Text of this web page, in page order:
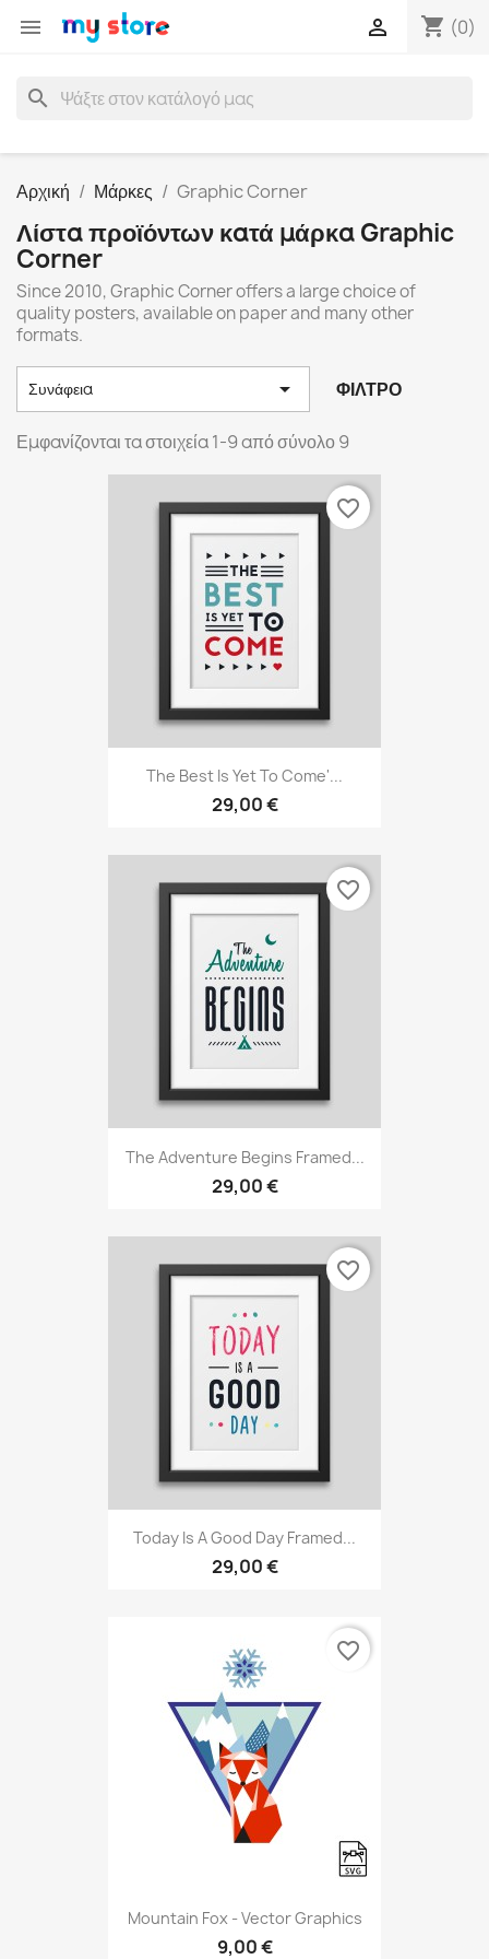
 shopping_cart (0)

search
Αρχική Μάρκες Graphic Corner
Λίστα προϊόντων κατά μάρκα Graphic
Corner
Since 2010, Graphic Corner offers a large choice of
quality posters, available on paper and many other
formats.
Συνάφεια  ΦΊΛΤΡΟ
Εμφανίζονται τα στοιχεία 1-9 από σύνολο 9
The Best Is Yet To Come'...
29,00 €
favorite_border
The Adventure Begins Framed...
29,00 €
favorite_border
Today Is A Good Day Framed...
29,00 €
favorite_border
Mountain Fox - Vector Graphics
9,00 €
favorite_border